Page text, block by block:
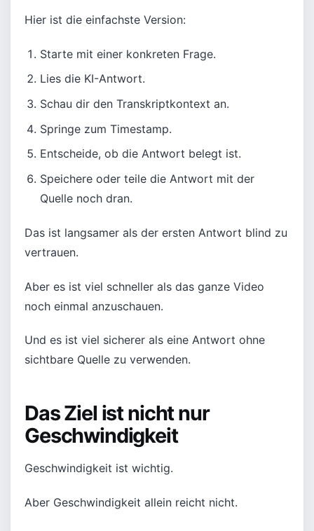
Hier ist die einfachste Version:
Starte mit einer konkreten Frage.
Lies die KI-Antwort.
Schau dir den Transkriptkontext an.
Springe zum Timestamp.
Entscheide, ob die Antwort belegt ist.
Speichere oder teile die Antwort mit der
Quelle noch dran.
Das ist langsamer als der ersten Antwort blind zu
vertrauen.
Aber es ist viel schneller als das ganze Video
noch einmal anzuschauen.
Und es ist viel sicherer als eine Antwort ohne
sichtbare Quelle zu verwenden.
Das Ziel ist nicht nur
Geschwindigkeit
Geschwindigkeit ist wichtig.
Aber Geschwindigkeit allein reicht nicht.